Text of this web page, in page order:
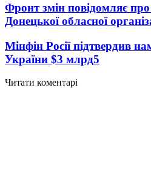
Фронт змін повідомляє
Донецької обласної
Мінфін Росії підтвердив
України $3 млрд5
Читати коментарі